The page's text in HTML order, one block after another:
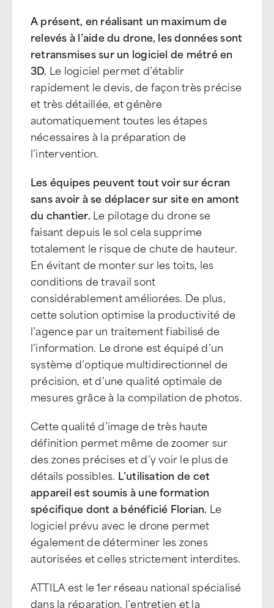
A présent, en réalisant un maximum de
relevés à l’aide du drone, les données sont
retransmises sur un logiciel de métré en
3D. Le logiciel permet d’établir
rapidement le devis, de façon très précise
et très détaillée, et génère
automatiquement toutes les étapes
nécessaires à la préparation de
l’intervention.
Les équipes peuvent tout voir sur écran
sans avoir à se déplacer sur site en amont
du chantier. Le pilotage du drone se
faisant depuis le sol cela supprime
totalement le risque de chute de hauteur.
En évitant de monter sur les toits, les
conditions de travail sont
considérablement améliorées. De plus,
cette solution optimise la productivité de
l’agence par un traitement fiabilisé de
l’information. Le drone est équipé d’un
système d’optique multidirectionnel de
précision, et d’une qualité optimale de
mesures grâce à la compilation de photos.
Cette qualité d’image de très haute
définition permet même de zoomer sur
des zones précises et d’y voir le plus de
détails possibles. L’utilisation de cet
appareil est soumis à une formation
spécifique dont a bénéficié Florian. Le
logiciel prévu avec le drone permet
également de déterminer les zones
autorisées et celles strictement interdites.
ATTILA est le 1er réseau national spécialisé
dans la réparation, l’entretien et la